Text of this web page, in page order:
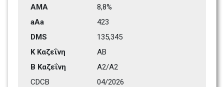
ΑΜΑ
8,8%
aAa
423
DMS
135,345
Κ Καζεΐνη
AB
Β Καζεΐνη
A2/A2
CDCB
04/2026